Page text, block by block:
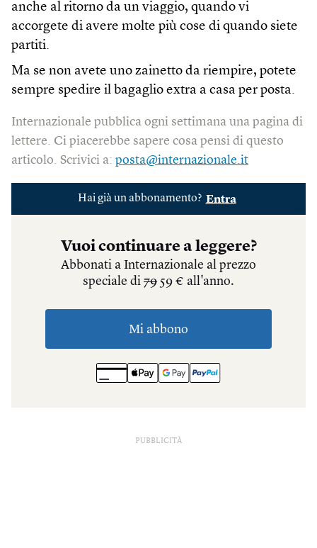
anche al ritorno da un viaggio, quando vi
accorgete di avere molte più cose di quando siete
partiti.
Ma se non avete uno zainetto da riempire, potete
sempre spedire il bagaglio extra a casa per posta.
Internazionale pubblica ogni settimana una pagina di
lettere. Ci piacerebbe sapere cosa pensi di questo
articolo. Scrivici a: posta@internazionale.it
PUBBLICITÀ